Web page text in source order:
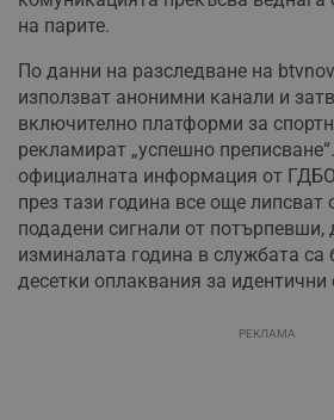
на парите.
По данни на разследване на
използват анонимни канали и
включително платформи за
рекламират „успешно
официалната информация от
през тази година все още
подадени сигнали от потърпевши,
изминалата година в службата са
десетки оплаквания за
РЕКЛАМА